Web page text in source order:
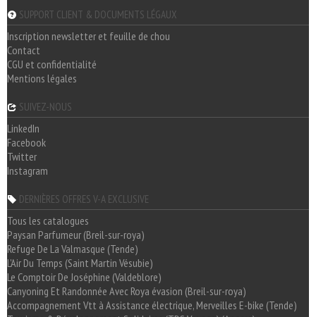
SUPPORT CLIENT & DOCUMENTS LÉGAUX
Inscription newsletter et feuille de chou
Contact
CGU et confidentialité
Mentions légales
SUIVEZ-NOUS
LinkedIn
Facebook
Twitter
Instagram
DERNIÈRES OFFRES V-A EXCLUSIVE
Tous les catalogues
Paysan Parfumeur (Breil-sur-roya)
Refuge De La Valmasque (Tende)
L'Air Du Temps (Saint Martin Vésubie)
Le Comptoir De Joséphine (Valdeblore)
Canyoning Et Randonnée Avec Roya évasion (Breil-sur-roya)
Accompagnement Vtt à Assistance électrique, Merveilles E-bike (Tende)